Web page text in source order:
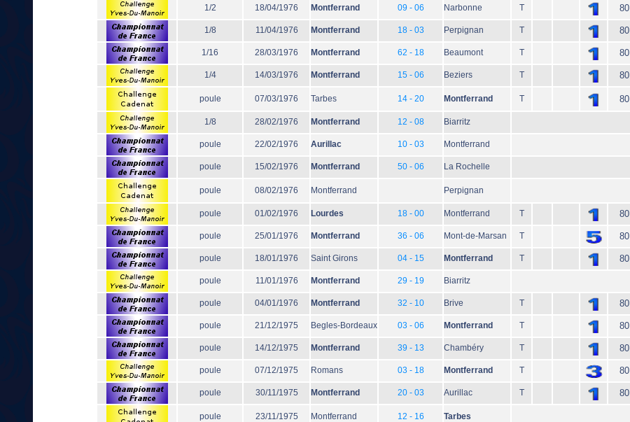
1/2 18/04/1976 Montferrand 09 - 06 Narbonne T 80
1/8 11/04/1976 Montferrand 18 - 03 Perpignan T 80
1/16 28/03/1976 Montferrand 62 - 18 Beaumont T 80
1/4 14/03/1976 Montferrand 15 - 06 Beziers T 80
poule 07/03/1976 Tarbes 14 - 20 Montferrand T 80
1/8 28/02/1976 Montferrand 12 - 08 Biarritz
poule 22/02/1976 Aurillac 10 - 03 Montferrand
poule 15/02/1976 Montferrand 50 - 06 La Rochelle
poule 08/02/1976 Montferrand Perpignan
poule 01/02/1976 Lourdes 18 - 00 Montferrand T 80
poule 25/01/1976 Montferrand 36 - 06 Mont-de-Marsan T 80
poule 18/01/1976 Saint Girons 04 - 15 Montferrand T 80
poule 11/01/1976 Montferrand 29 - 19 Biarritz
poule 04/01/1976 Montferrand 32 - 10 Brive T 80
poule 21/12/1975 Begles-Bordeaux 03 - 06 Montferrand T 80
poule 14/12/1975 Montferrand 39 - 13 Chambéry T 80
poule 07/12/1975 Romans 03 - 18 Montferrand T 80
poule 30/11/1975 Montferrand 20 - 03 Aurillac T 80
poule 23/11/1975 Montferrand 12 - 16 Tarbes